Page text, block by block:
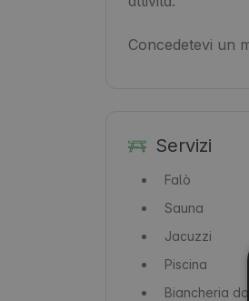
Concedetevi un
Servizi
Falò
Sauna
Jacuzzi
Piscina
Biancheria da